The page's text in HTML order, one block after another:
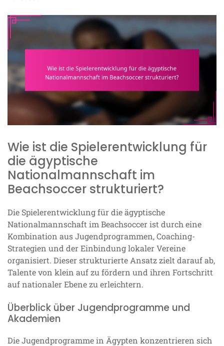
Wie ist die Spielerentwicklung für
die ägyptische
Nationalmannschaft im
Beachsoccer strukturiert?
Die Spielerentwicklung für die ägyptische
Nationalmannschaft im Beachsoccer ist durch eine
Kombination aus Jugendprogrammen, Coaching-
Strategien und der Einbindung lokaler Vereine
organisiert. Dieser strukturierte Ansatz zielt darauf ab,
Talente von klein auf zu fördern und ihren Fortschritt
auf nationaler Ebene zu erleichtern.
Überblick über Jugendprogramme und
Akademien
Die Jugendprogramme in Ägypten konzentrieren sich